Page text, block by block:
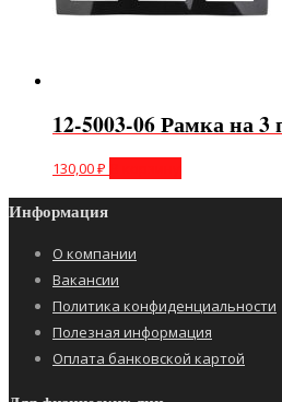
12-5003-06 Рамка на 3
130,00₽
Информация
О компании
Вакансии
Политика конфиденциальности
Полезная информация
Оплата банковской картой